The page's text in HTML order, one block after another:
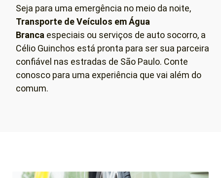
Seja para uma emergência no meio da noite,
Transporte de Veículos emÁgua
Branca especiais ou serviços de auto socorro, a
Célio Guinchos está pronta para ser sua parceira
confiável nas estradas de São Paulo. Conte
conosco para uma experiência que vai além do
comum.